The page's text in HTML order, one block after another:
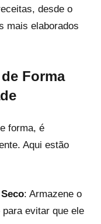
desde o
mais elaborados
Forma
forma, é
Aqui estão
: Armazene o
evitar que ele